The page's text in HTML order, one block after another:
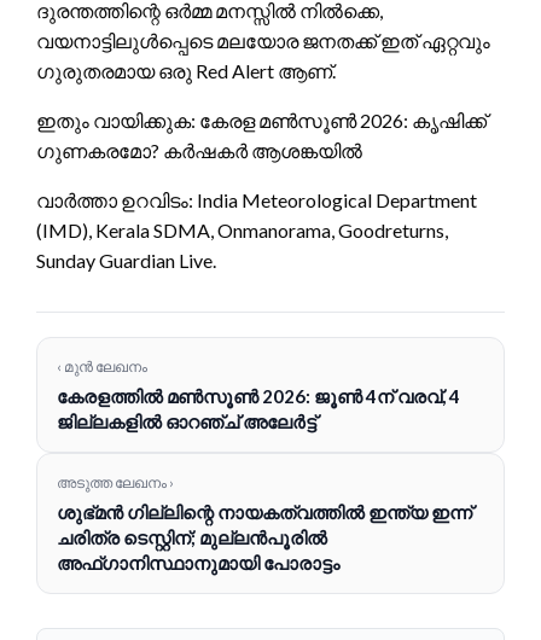
ദുരന്തത്തിന്റെ ഒർമ്മ മനസ്സിൽ നിൽക്കെ,
വയനാട്ടിലുൾപ്പെടെ മലയോര ജനതക്ക് ഇത് ഏറ്റവും
ഗുരുതരമായ ഒരു Red Alert ആണ്.
ഇതും വായിക്കുക: കേരള മൺസൂൺ 2026: കൃഷിക്ക്
ഗുണകരമോ? കർഷകർ ആശങ്കയിൽ
വാർത്താ ഉറവിടം: India Meteorological Department
(IMD), Kerala SDMA, Onmanorama, Goodreturns,
Sunday Guardian Live.
‹ മുൻ ലേഖനം
കേരളത്തിൽ മൺസൂൺ 2026: ജൂൺ 4ന് വരവ്, 4
ജില്ലകളിൽ ഓറഞ്ച് അലേർട്ട്
അടുത്ത ലേഖനം ›
ശുഭ്മൻ ഗില്ലിന്റെ നായകത്വത്തിൽ ഇന്ത്യ ഇന്ന്
ചരിത്ര ടെസ്റ്റിന്; മുല്ലൻപൂരിൽ
അഫ്ഗാനിസ്ഥാനുമായി പോരാട്ടം